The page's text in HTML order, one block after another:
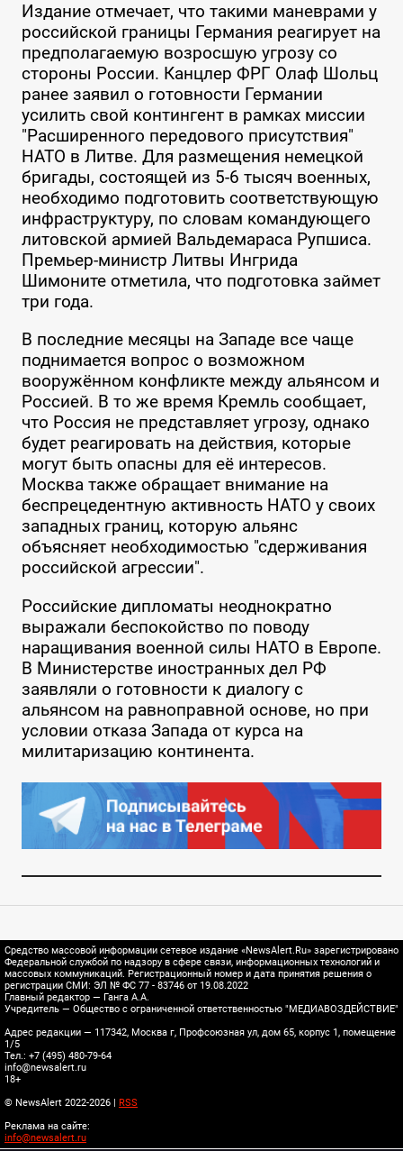
Издание отмечает, что такими маневрами у
российской границы Германия реагирует на
предполагаемую возросшую угрозу со
стороны России. Канцлер ФРГ Олаф Шольц
ранее заявил о готовности Германии
усилить свой контингент в рамках миссии
"Расширенного передового присутствия"
НАТО в Литве. Для размещения немецкой
бригады, состоящей из 5-6 тысяч военных,
необходимо подготовить соответствующую
инфраструктуру, по словам командующего
литовской армией Вальдемараса Рупшиса.
Премьер-министр Литвы Ингрида
Шимоните отметила, что подготовка займет
три года.
В последние месяцы на Западе все чаще
поднимается вопрос о возможном
вооружённом конфликте между альянсом и
Россией. В то же время Кремль сообщает,
что Россия не представляет угрозу, однако
будет реагировать на действия, которые
могут быть опасны для её интересов.
Москва также обращает внимание на
беспрецедентную активность НАТО у своих
западных границ, которую альянс
объясняет необходимостью "сдерживания
российской агрессии".
Российские дипломаты неоднократно
выражали беспокойство по поводу
наращивания военной силы НАТО в Европе.
В Министерстве иностранных дел РФ
заявляли о готовности к диалогу с
альянсом на равноправной основе, но при
условии отказа Запада от курса на
милитаризацию континента.
Средство массовой информации сетевое издание «NewsAlert.Ru» зарегистрировано
Федеральной службой по надзору в сфере связи, информационных технологий и
массовых коммуникаций. Регистрационный номер и дата принятия решения о
регистрации СМИ: ЭЛ № ФС 77 - 83746 от 19.08.2022
Главный редактор — Ганга А.А.
Учредитель — Общество с ограниченной ответственностью "МЕДИАВОЗДЕЙСТВИЕ"
Адрес редакции — 117342, Москва г, Профсоюзная ул, дом 65, корпус 1, помещение
1/5
Тел.: +7 (495) 480-79-64
info@newsalert.ru
18+
© NewsAlert 2022-2026 |
RSS
Реклама на сайте:
info@newsalert.ru